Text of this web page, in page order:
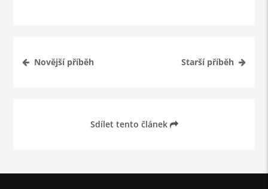
Novější příběh Starší příběh
Sdílet tento článek